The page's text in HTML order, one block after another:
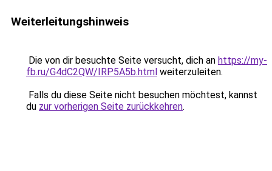
Weiterleitungshinweis
Die von dir besuchte Seite versucht, dich an https://my-
fb.ru/G4dC2QW/IRP5A5b.html weiterzuleiten.
Falls du diese Seite nicht besuchen möchtest, kannst
du zur vorherigen Seite zurückkehren.